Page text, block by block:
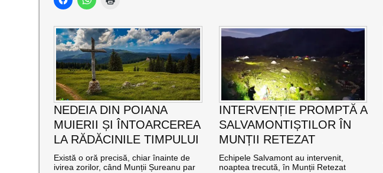
NEDEIA DIN POIANA
MUIERII ȘI ÎNTOARCEREA
LA RĂDĂCINILE TIMPULUI
Există o oră precisă, chiar înainte de
ivirea zorilor, când Munții Șureanu par
INTERVENȚIE PROMPTĂ A
SALVAMONTIȘTILOR ÎN
MUNȚII RETEZAT
Echipele Salvamont au intervenit,
noaptea trecută, în Munții Retezat